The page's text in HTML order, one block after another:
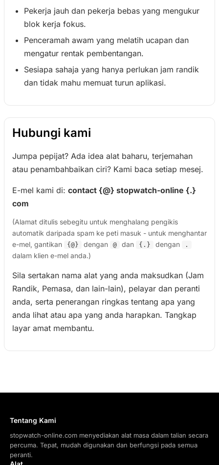
Pekerja jauh dan pekerja bebas yang mengukur
blok kerja fokus.
Penceramah awam yang melatih ucapan dan
mengatur rentak pembentangan.
Sesiapa sahaja yang hanya perlukan jam randik
dan tidak mahu memuat turun aplikasi.
Hubungi kami
Jumpa pepijat? Ada idea alat baharu, terjemahan
atau penambahbaikan ciri? Kami baca setiap mesej.
E-mel kami di: contact {@} stopwatch-online {.}
com
(Alamat ditulis sebegitu untuk menghalang pengikis
automatik daripada spam ke peti masuk - untuk menghantar
e-mel, gantikan
{@} dengan @ dan {.} dengan .
dalam klien e-mel anda.)
Sila sertakan nama alat yang anda maksudkan (Jam
Randik, Pemasa, dan lain-lain), pelayar dan peranti
anda, serta penerangan ringkas tentang apa yang
anda lihat atau apa yang anda harapkan. Tangkap
layar amat membantu.
Tentang Kami
stopwatch-online.com menyediakan alat masa dalam talian secara
percuma. Tepat, mudah digunakan dan berfungsi pada semua
peranti.